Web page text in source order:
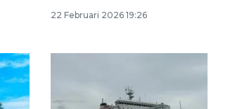
22 Februari 2026 19:26